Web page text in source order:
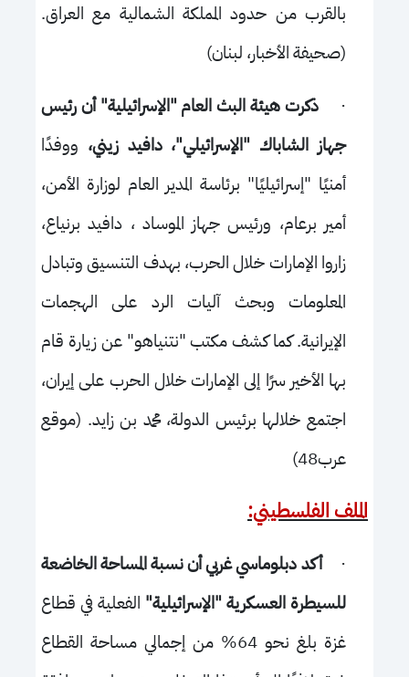
بالقرب من حدود المملكة الشمالية مع العراق.
(صحيفة الأخبار، لبنان)
·ذكرت هيئة البث العام "الإسرائيلية" أن رئيس
جهاز الشاباك "الإسرائيلي"، دافيد زيني، ووفدًا
أمنيًا "إسرائيليًا" برئاسة المدير العام لوزارة الأمن،
أمير برعام، ورئيس جهاز الموساد ، دافيد برنياع،
زاروا الإمارات خلال الحرب، بهدف التنسيق وتبادل
المعلومات وبحث آليات الرد على الهجمات
الإيرانية. كما كشف مكتب "نتنياهو" عن زيارة قام
بها الأخير سرًا إلى الإمارات خلال الحرب على إيران،
اجتمع خلالها برئيس الدولة، محمد بن زايد. (موقع
عرب48)
الملف الفلسطيني:
·أكد دبلوماسي غربي أن نسبة المساحة الخاضعة
للسيطرة العسكرية "الإسرائيلية" الفعلية في قطاع
غزة بلغ نحو 64% من إجمالي مساحة القطاع